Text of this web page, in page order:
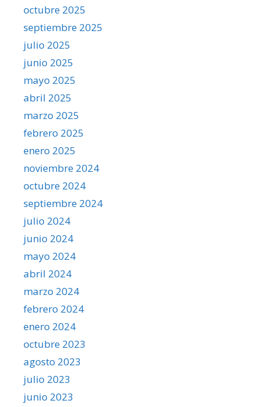
octubre 2025
septiembre 2025
julio 2025
junio 2025
mayo 2025
abril 2025
marzo 2025
febrero 2025
enero 2025
noviembre 2024
octubre 2024
septiembre 2024
julio 2024
junio 2024
mayo 2024
abril 2024
marzo 2024
febrero 2024
enero 2024
octubre 2023
agosto 2023
julio 2023
junio 2023